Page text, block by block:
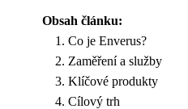
Obsah článku:
Co je Enverus?
Zaměření a služby
Klíčové produkty
Cílový trh